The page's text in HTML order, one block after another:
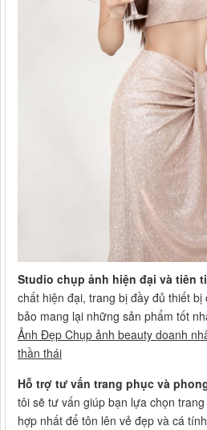
Studio chụp ảnh hiện đại và tiên
chất hiện đại, trang bị đầy đủ thiết
bảo mang lại những sản phẩm tốt
Ảnh Đẹp Chụp ảnh beauty doanh
thần thái
Hỗ trợ tư vấn trang phục và
tôi sẽ tư vấn giúp bạn lựa chọn
hợp nhất để tôn lên vẻ đẹp và cá